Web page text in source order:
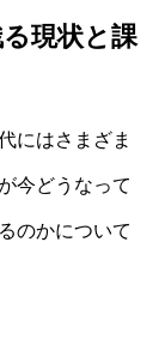
現状と課
にはさまざま
今どうなって
のかについて